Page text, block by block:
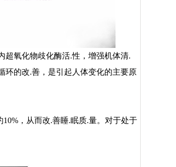
超氧化物歧化酶活.性，增强机体清.
环的改.善，是引起人体变化的主要原
，从而改.善睡.眠质.量。对于处于